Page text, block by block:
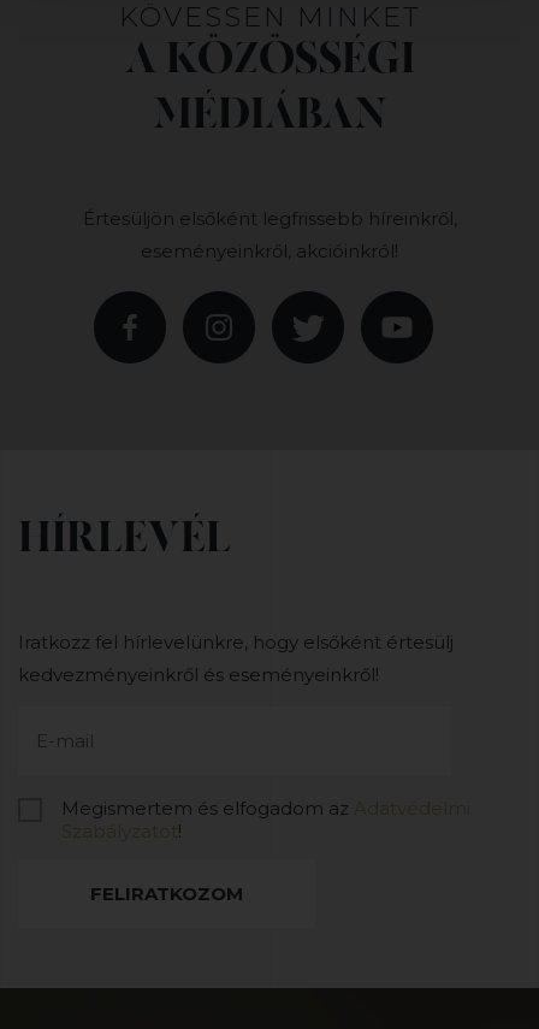
KÖVESSEN MINKET
A KÖZÖSSÉGI
MÉDIÁBAN
Értesüljön elsőként legfrissebb híreinkről,
eseményeinkről, akcióinkról!
HÍRLEVÉL
Iratkozz fel hírlevelünkre, hogy elsőként értesülj
kedvezményeinkről és eseményeinkről!
Megismertem és elfogadom az Adatvédelmi
Szabályzatot !
FELIRATKOZOM